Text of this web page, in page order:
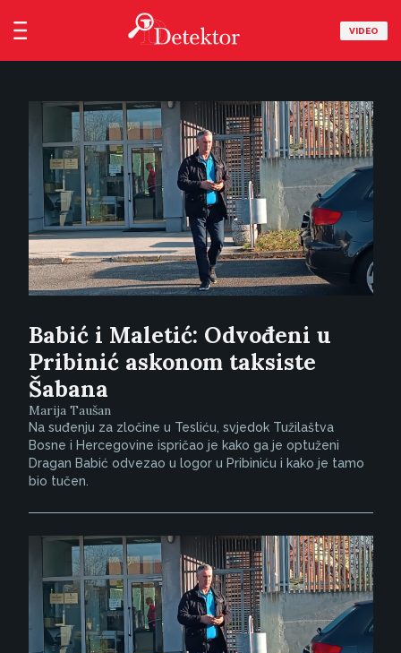
VIDEO
Babić i Maletić: Odvođeni u
Pribinić askonom taksiste
Šabana
Marija Taušan
Na suđenju za zločine u Tesliću, svjedok Tužilaštva
Bosne i Hercegovine ispričao je kako ga je optuženi
Dragan Babić odvezao u logor u Pribiniću i kako je tamo
bio tučen.